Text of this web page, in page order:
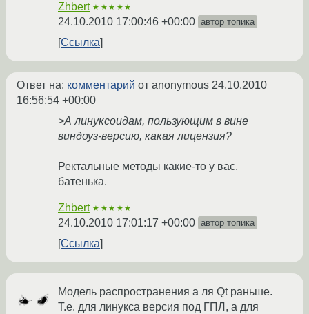
Zhbert ★★★★★
24.10.2010 17:00:46 +00:00 автор топика
Ссылка
Ответ на: комментарий от anonymous 24.10.2010
16:56:54 +00:00
>А линуксоидам, пользующим в вине
виндоуз-версию, какая лицензия?
Ректальные методы какие-то у вас,
батенька.
Zhbert ★★★★★
24.10.2010 17:01:17 +00:00 автор топика
Ссылка
Модель распространения а ля Qt раньше.
Т.е. для линукса версия под ГПЛ, а для